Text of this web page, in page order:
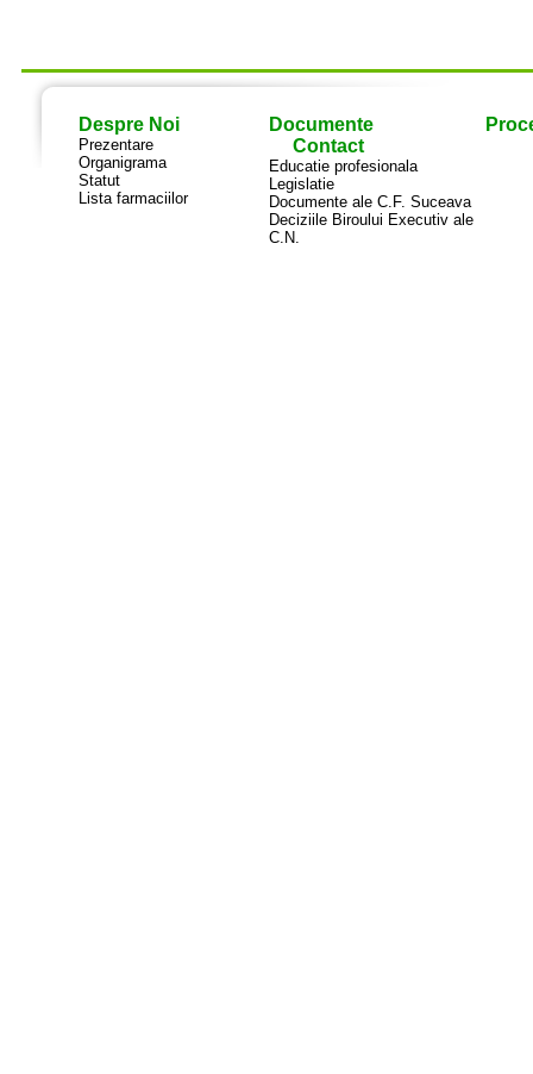
Despre Noi
Prezentare
Organigrama
Statut
Lista farmaciilor
Documente
Contact
Educatie profesionala
Legislatie
Documente ale C.F. Suceava
Deciziile Biroului Executiv ale
C.N.